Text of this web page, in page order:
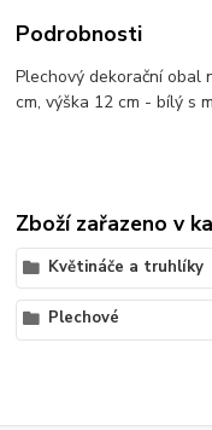
Podrobnosti
Plechový dekorační obal
cm, výška 12 cm - bílý s
Zboží zařazeno v
Květináče a truhlíky
Plechové